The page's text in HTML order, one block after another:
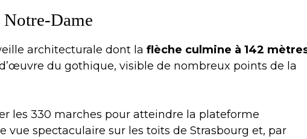
Notre-Dame
architecturale dont la flèche culmine à 142
du gothique, visible de nombreux points de la
les 330 marches pour atteindre la plateforme
vue spectaculaire sur les toits de Strasbourg et, par